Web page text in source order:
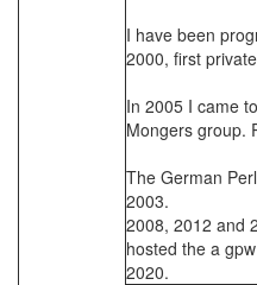
I have been
2000, first
In 2005 I came
Mongers group.
The German
2003.
2008, 2012 and
hosted the a
2020.